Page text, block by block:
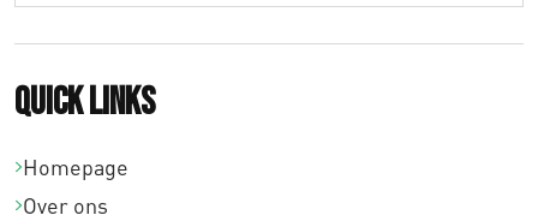
Quick links
Homepage
Over ons